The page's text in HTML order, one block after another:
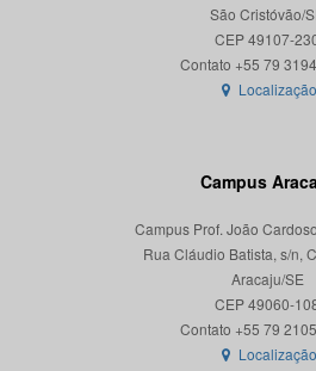
São Cristóvão/
CEP 49107-
Localização
Campus
Campus Prof. João
Rua Cláudio Batista, s/n,
Aracaju/SE
CEP 49060-
Localização